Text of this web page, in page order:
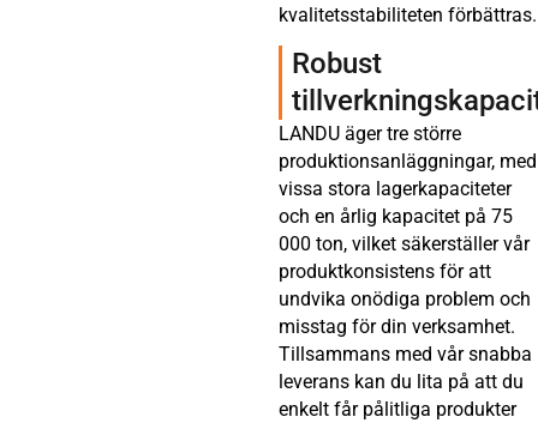
kvalitetsstabiliteten förbättras.
Robust
LANDU äger tre större
produktionsanläggningar, med
vissa stora lagerkapaciteter
och en årlig kapacitet på 75
000 ton, vilket säkerställer vår
produktkonsistens för att
undvika onödiga problem och
misstag för din verksamhet.
Tillsammans med vår snabba
leverans kan du lita på att du
enkelt får pålitliga produkter